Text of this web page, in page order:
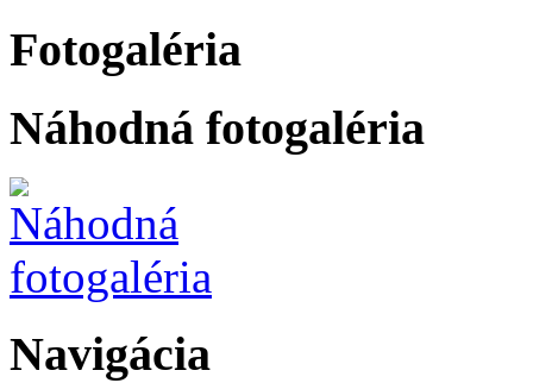
Fotogaléria
Náhodná fotogaléria
Navigácia